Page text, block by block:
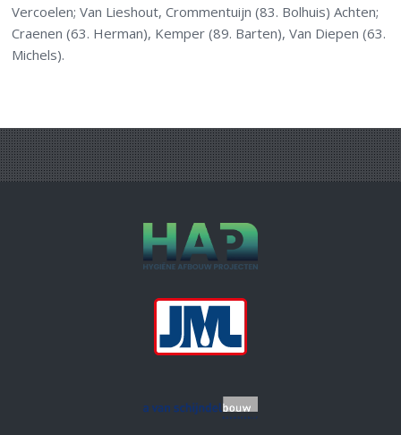
Vercoelen; Van Lieshout, Crommentuijn (83. Bolhuis) Achten;
Craenen (63. Herman), Kemper (89. Barten), Van Diepen (63.
Michels).